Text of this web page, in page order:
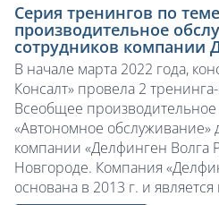
Серия тренингов по
производительное
сотрудников компании
В начале марта 2022 года,
Консалт» провела 2
Всеобщее
«Автономное обслуживание»
компании «Делфинген Волга
Новгороде. Компания
основана в 2013 г. и